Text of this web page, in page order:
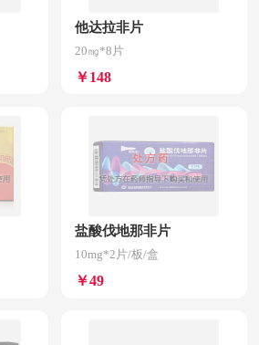
他达拉非片
20㎎*8片
￥148
盐酸伐地那非片
10mg*2片/板/盒
￥49